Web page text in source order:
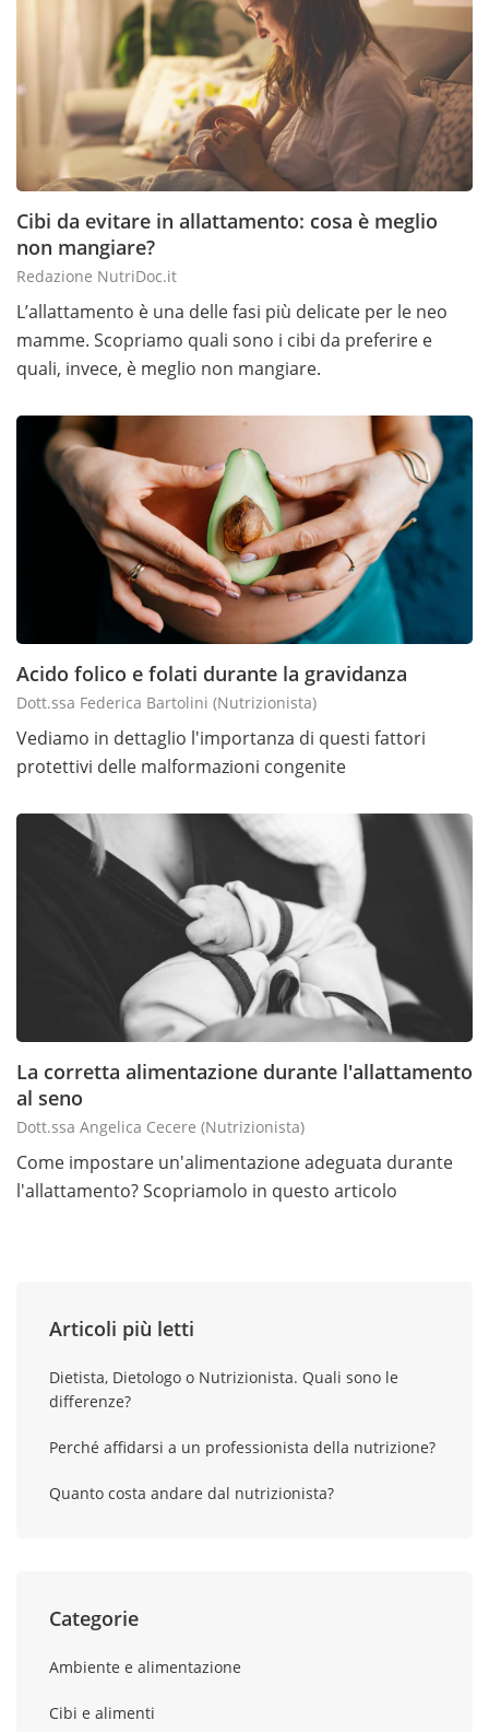
Cibi da evitare in allattamento: cosa è meglio
non mangiare?
Redazione NutriDoc.it
L’allattamento è una delle fasi più delicate per le neo
mamme. Scopriamo quali sono i cibi da preferire e
quali, invece, è meglio non mangiare.
Acido folico e folati durante la gravidanza
Dott.ssa Federica Bartolini (nutrizionista)
Vediamo in dettaglio l'importanza di questi fattori
protettivi delle malformazioni congenite
La corretta alimentazione durante l'allattamento
al seno
Dott.ssa Angelica Cecere (nutrizionista)
Come impostare un'alimentazione adeguata durante
l'allattamento? Scopriamolo in questo articolo
Articoli più letti
Dietista, Dietologo o Nutrizionista. Quali sono le
differenze?
Perché affidarsi a un professionista della nutrizione?
Quanto costa andare dal nutrizionista?
Categorie
Ambiente e alimentazione
Cibi e alimenti